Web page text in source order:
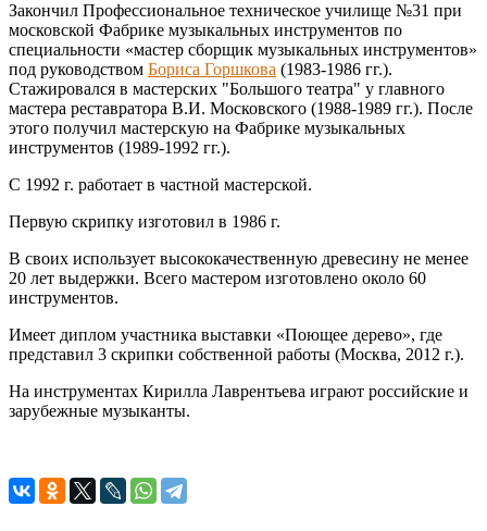
Закончил Профессиональное техническое училище №31 при
московской Фабрике музыкальных инструментов по
специальности «мастер сборщик музыкальных инструментов»
под руководством Бориса Горшкова (1983-1986 гг.).
Стажировался в мастерских "Большого театра" у главного
мастера реставратора В.И. Московского (1988-1989 гг.). После
этого получил мастерскую на Фабрике музыкальных
инструментов (1989-1992 гг.).
С 1992 г. работает в частной мастерской.
Первую скрипку изготовил в 1986 г.
В своих использует высококачественную древесину не менее
20 лет выдержки. Всего мастером изготовлено около 60
инструментов.
Имеет диплом участника выставки «Поющее дерево», где
представил 3 скрипки собственной работы (Москва, 2012 г.).
На инструментах Кирилла Лаврентьева играют российские и
зарубежные музыканты.